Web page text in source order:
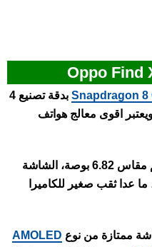
Snapdragon 8
بدقة تصنيع 4
اقوى معالج هواتف
الهاتف يأتي بشاشة كبيرة الحجم مقاس 6.82 بوصة، الشاشة
عدا ثقب صغير للكاميرا
AMOLED